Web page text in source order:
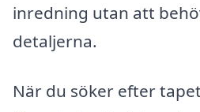
inredning utan att
detaljerna.
När du söker efter